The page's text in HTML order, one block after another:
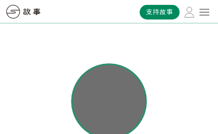
支持故事